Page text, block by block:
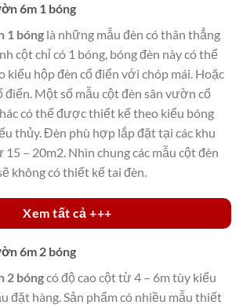
6m 1 bóng
1 bóng là những mẫu đèn có thân thẳng
cột chỉ có 1 bóng, bóng đèn này có thể
hộp đèn cổ điển với chóp mái. Hoặc
điển. Một số mẫu cột đèn sân vườn cổ
có thể được thiết kế theo kiểu bóng
thủy. Đèn phù hợp lắp đặt tại các khu
– 20m2. Nhìn chung các mẫu cột đèn
không có thiết kế tai đèn.
Xem tất cả +++
6m 2 bóng
2 bóngcó độ cao cột từ 4 – 6m tùy kiểu
đặt hàng. Sản phẩm có nhiều mẫu thiết